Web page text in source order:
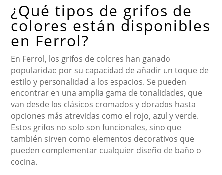
¿Qué tipos de grifos de
colores están disponibles
en Ferrol?
En Ferrol, los grifos de colores han ganado
popularidad por su capacidad de añadir un toque de
estilo y personalidad a los espacios. Se pueden
encontrar en una amplia gama de tonalidades, que
van desde los clásicos cromados y dorados hasta
opciones más atrevidas como el rojo, azul y verde.
Estos grifos no solo son funcionales, sino que
también sirven como elementos decorativos que
pueden complementar cualquier diseño de baño o
cocina.